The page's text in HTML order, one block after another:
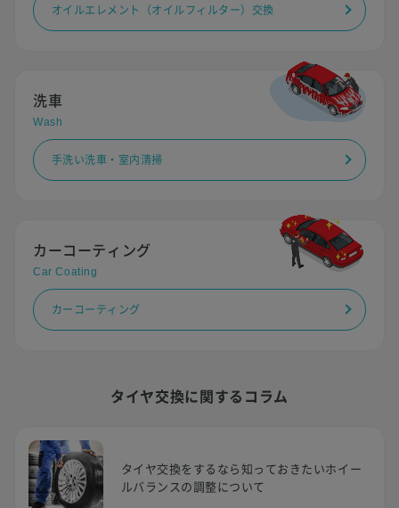
オイルエレメント（オイルフィルター）交換
洗車
Wash
手洗い洗車・室内清掃
カーコーティング
Car Coating
カーコーティング
タイヤ交換に関するコラム
タイヤ交換をするなら知っておきたいホイー
ルバランスの調整について